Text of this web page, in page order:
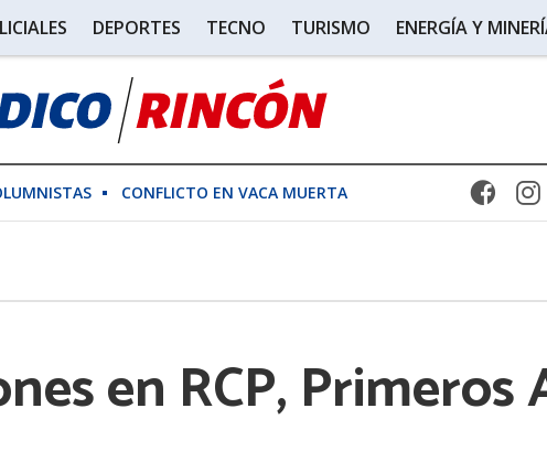
DEPORTES TECNO TURISMO ENERGÍA Y
CONFLICTO EN VACA MUERTA
en RCP, Primeros